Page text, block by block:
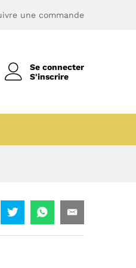
une commande
Se connecter
S'inscrire